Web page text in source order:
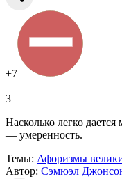
+7
3
Насколько легко
— умеренность.
Темы: Афоризмы
Автор: Сэмюэл